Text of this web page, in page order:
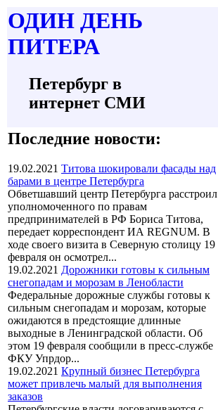
ОДИН ДЕНЬ
ПИТЕРА
Петербург в
интернет СМИ
Последние новости:
19.02.2021 Титова шокировали фасады над
барами в центре Петербурга
Обветшавший центр Петербурга расстроил
уполномоченного по правам
предпринимателей в РФ Бориса Титова,
передает корреспондент ИА REGNUM. В
ходе своего визита в Северную столицу 19
февраля он осмотрел...
19.02.2021 Дорожники готовы к сильным
снегопадам и морозам в Ленобласти
Федеральные дорожные службы готовы к
сильным снегопадам и морозам, которые
ожидаются в предстоящие длинные
выходные в Ленинградской области. Об
этом 19 февраля сообщили в пресс-службе
ФКУ Упрдор...
19.02.2021 Крупный бизнес Петербурга
может привлечь малый для выполнения
заказов